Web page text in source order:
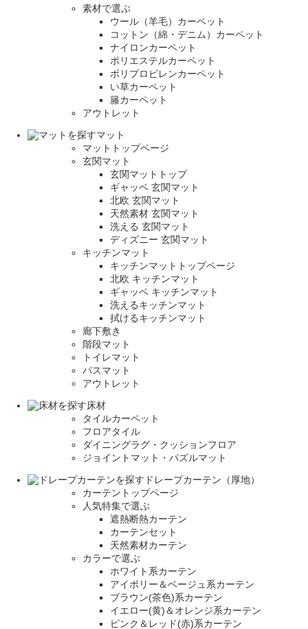
素材で選ぶ
ウール（羊毛）カーペット
コットン（綿・デニム）カーペット
ナイロンカーペット
ポリエステルカーペット
ポリプロピレンカーペット
い草カーペット
籐カーペット
アウトレット
マット
マットトップページ
玄関マット
玄関マットトップ
ギャッベ 玄関マット
北欧 玄関マット
天然素材 玄関マット
洗える 玄関マット
ディズニー 玄関マット
キッチンマット
キッチンマットトップページ
北欧 キッチンマット
ギャッベ キッチンマット
洗えるキッチンマット
拭けるキッチンマット
廊下敷き
階段マット
トイレマット
バスマット
アウトレット
床材
タイルカーペット
フロアタイル
ダイニングラグ・クッションフロア
ジョイントマット・パズルマット
ドレープカーテン（厚地）
カーテントップページ
人気特集で選ぶ
遮熱断熱カーテン
カーテンセット
天然素材カーテン
カラーで選ぶ
ホワイト系カーテン
アイボリー＆ベージュ系カーテン
ブラウン(茶色)系カーテン
イエロー(黄)＆オレンジ系カーテン
ピンク＆レッド(赤)系カーテン